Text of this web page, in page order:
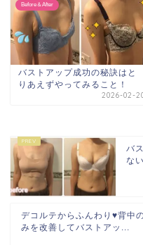
Before＆After
バストアップ成功の秘訣はと
りあえずやってみること！
2026-02-
バ
な
デコルテからふんわり♥背中
みを改善してバストアッ...
メルマガ